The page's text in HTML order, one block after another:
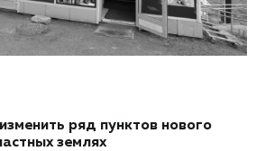
ряд пунктов нового
землях